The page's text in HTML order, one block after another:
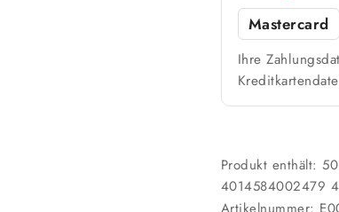
Mastercard
Ihre
Produkt enthält: 50
4014584002479